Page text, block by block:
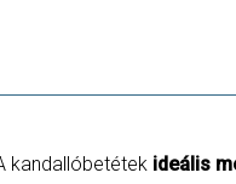
kandallóbetétek ideális